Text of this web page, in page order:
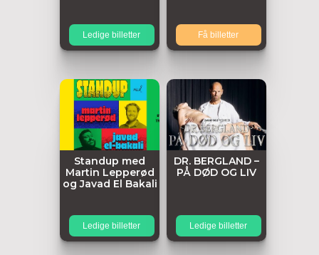
Ledige billetter Få billetter
Standup med
Martin Lepperød
og Javad El Bakali
Ledige billetter
DR. BERGLAND –
PÅ DØD OG LIV
Ledige billetter